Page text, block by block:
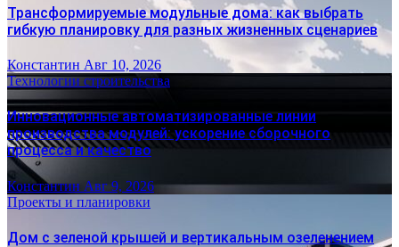
Трансформируемые модульные дома: как выбрать
гибкую планировку для разных жизненных сценариев
Константин Авг 10, 2026
Технологии строительства
Инновационные автоматизированные линии
производства модулей: ускорение сборочного
процесса и качество
Константин Авг 9, 2026
Проекты и планировки
Дом с зеленой крышей и вертикальным озеленением